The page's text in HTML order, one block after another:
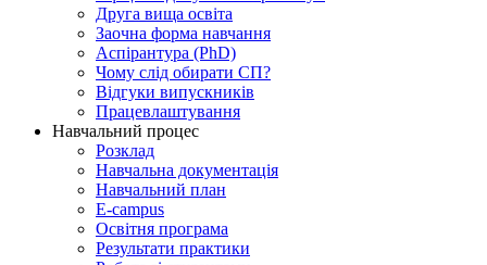
Друга вища освіта
Заочна форма навчання
Aспірантура (PhD)
Чому слід обирати СП?
Відгуки випускників
Працевлаштування
Навчальний процес
Розклад
Навчальна документація
Навчальний план
E-campus
Освітня програма
Результати практики